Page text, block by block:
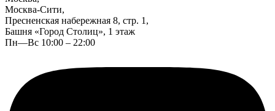
Москва-Сити,
Пресненская набережная 8, стр. 1,
Башня «Город Столиц», 1 этаж
Пн—Вс 10:00 – 22:00